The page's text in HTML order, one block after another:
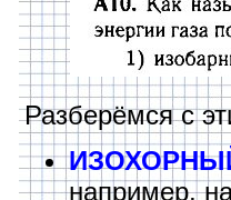
Разберёмся с
например,